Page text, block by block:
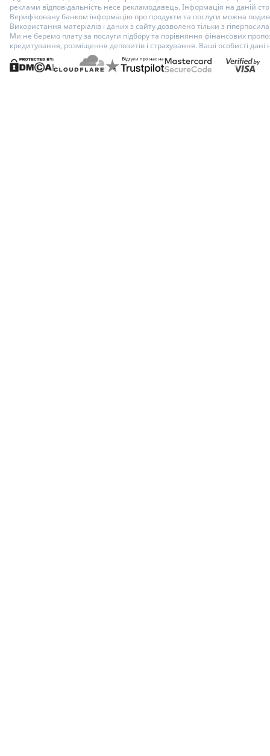
реклами відповідальність несе рекламодавець. Інформація на даній
Верифіковану банком інформацію про продукти та послуги можна
Використання матеріалів і даних з сайту дозволено тільки з
Ми не беремо плату за послуги підбору та порівняння фінансових
кредитування, розміщення депозитів і страхування. Ваші особисті